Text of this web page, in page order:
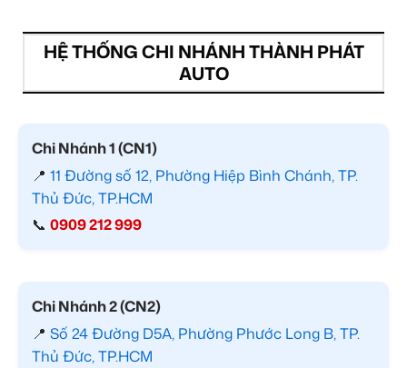
HỆ THỐNG CHI NHÁNH THÀNH PHÁT
AUTO
Chi Nhánh 1 (CN1)
📍 11 Đường số 12, Phường Hiệp Bình Chánh, TP.
Thủ Đức, TP.HCM
📞 0909 212 999
Chi Nhánh 2 (CN2)
📍 Số 24 Đường D5A, Phường Phước Long B, TP.
Thủ Đức, TP.HCM